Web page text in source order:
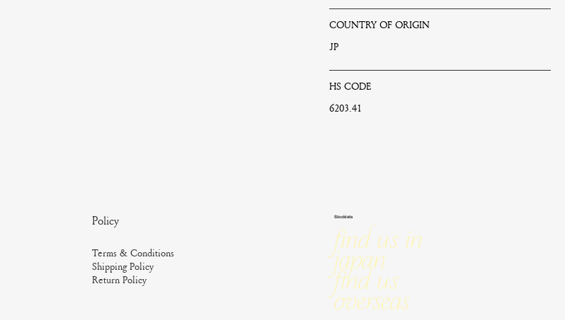
COUNTRY OF ORIGIN
JP
HS CODE
6203.41
Find us in
Japan
Find us
Overseas
Stockists
Terms & Conditions
Shipping Policy
Return Policy
Policy